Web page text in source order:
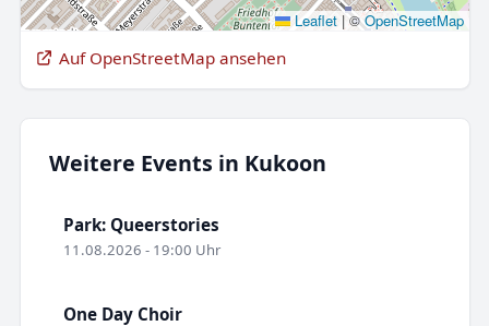
Leaflet |©OpenStreetMap
Auf OpenStreetMap ansehen
Weitere Events in Kukoon
Park: Queerstories
11.08.2026 - 19:00 Uhr
One Day Choir